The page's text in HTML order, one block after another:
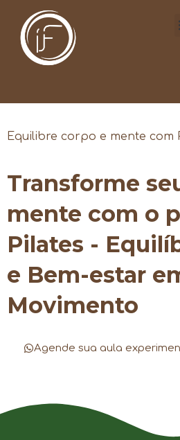
Equilibre corpo e mente com
Transforme
mente com o
Pilates -
e Bem-estar
Movimento
Agende sua aula